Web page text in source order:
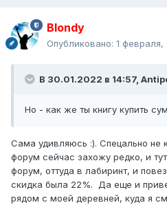
Blondy
Опубликовано: 1 февраля,
В 30.01.2022 в 14:57,
Но - как же ты книгу купить
Сама удивляюсь :). Спецально не
форум сейчас захожу редко, и
форум, оттуда в лабиринт, и
скидка была 22%. Да еще и
рядом с моей деревней, куда я